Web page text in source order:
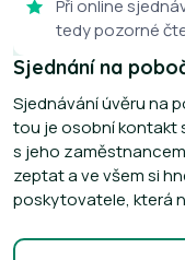
Při online
tedy pozorné
Sjednání na
Sjednávání úvěru na
tou je osobní kontakt
s jeho
zeptat a ve všem si
poskytovatele, která